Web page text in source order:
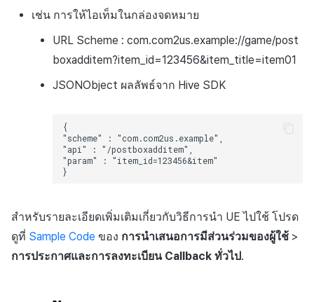
เช่น การให้ไอเท็มในกล่องจดหมาย
URL Scheme : com.com2us.example://game/post
boxadditem?item_id=123456&item_title=item01
JSONObject ผลลัพธ์จาก Hive SDK
สำหรับรายละเอียดเพิ่มเติมเกี่ยวกับวิธีการนำ UE ไปใช้ โปรด
ดูที่ Sample Code ของ การนำเสนอการมีส่วนร่วมของผู้ใช้ >
การประกาศและการลงทะเบียน Callback ทั่วไป.